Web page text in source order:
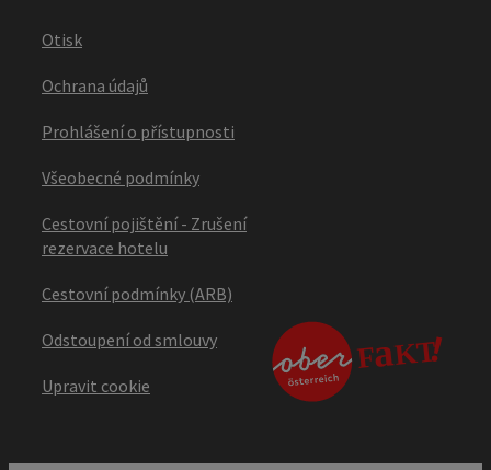
Otisk
Ochrana údajů
Prohlášení o přístupnosti
Všeobecné podmínky
Cestovní pojištění - Zrušení
rezervace hotelu
Cestovní podmínky (ARB)
Odstoupení od smlouvy
Upravit cookie